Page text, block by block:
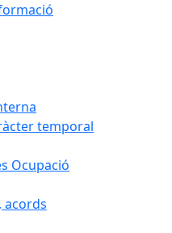
temporal
Ocupació
acords